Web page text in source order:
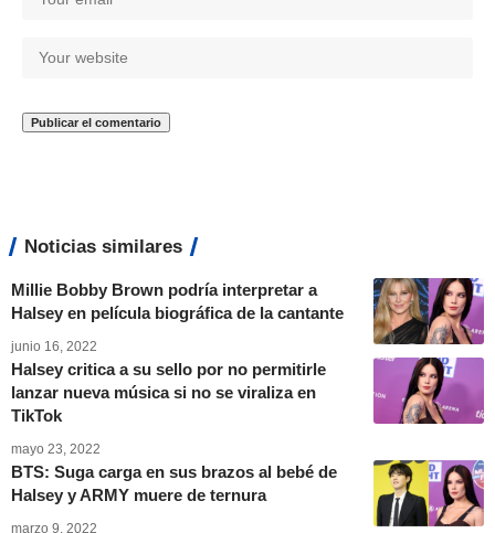
Noticias similares
Millie Bobby Brown podría interpretar a
Halsey en película biográfica de la cantante
junio 16, 2022
Halsey critica a su sello por no permitirle
lanzar nueva música si no se viraliza en
TikTok
mayo 23, 2022
BTS: Suga carga en sus brazos al bebé de
Halsey y ARMY muere de ternura
marzo 9, 2022